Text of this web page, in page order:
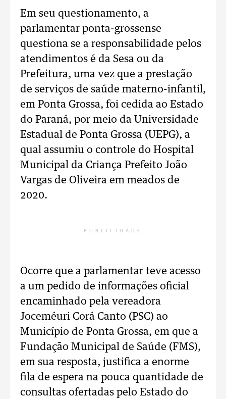
Em seu questionamento, a
parlamentar ponta-grossense
questiona se a responsabilidade pelos
atendimentos é da Sesa ou da
Prefeitura, uma vez que a prestação
de serviços de saúde materno-infantil,
em Ponta Grossa, foi cedida ao Estado
do Paraná, por meio da Universidade
Estadual de Ponta Grossa (UEPG), a
qual assumiu o controle do Hospital
Municipal da Criança Prefeito João
Vargas de Oliveira em meados de
2020.
PUBLICIDADE
Ocorre que a parlamentar teve acesso
a um pedido de informações oficial
encaminhado pela vereadora
Joceméuri Corá Canto (PSC) ao
Município de Ponta Grossa, em que a
Fundação Municipal de Saúde (FMS),
em sua resposta, justifica a enorme
fila de espera na pouca quantidade de
consultas ofertadas pelo Estado do